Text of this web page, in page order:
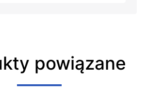
powiązane